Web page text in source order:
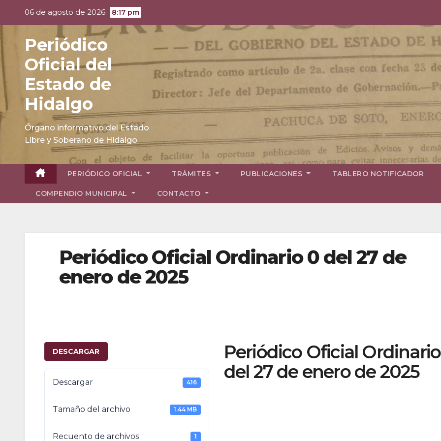
06 de agosto de 2026 8:17 pm
Periódico
Oficial del
Estado de
Hidalgo
Órgano informativo del Estado
Libre y Soberano de Hidalgo
PERIÓDICO OFICIAL TRÁMITES PUBLICACIONES TABLERO NOTIFICADOR
COMPENDIO MUNICIPAL CONTACTO
Periódico Oficial Ordinario 0 del 27 de
enero de 2025
DESCARGAR
Descargar 416
Tamaño del archivo 1.44 MB
Recuento de archivos 1
Periódico Oficial
del 27 de enero de 2025